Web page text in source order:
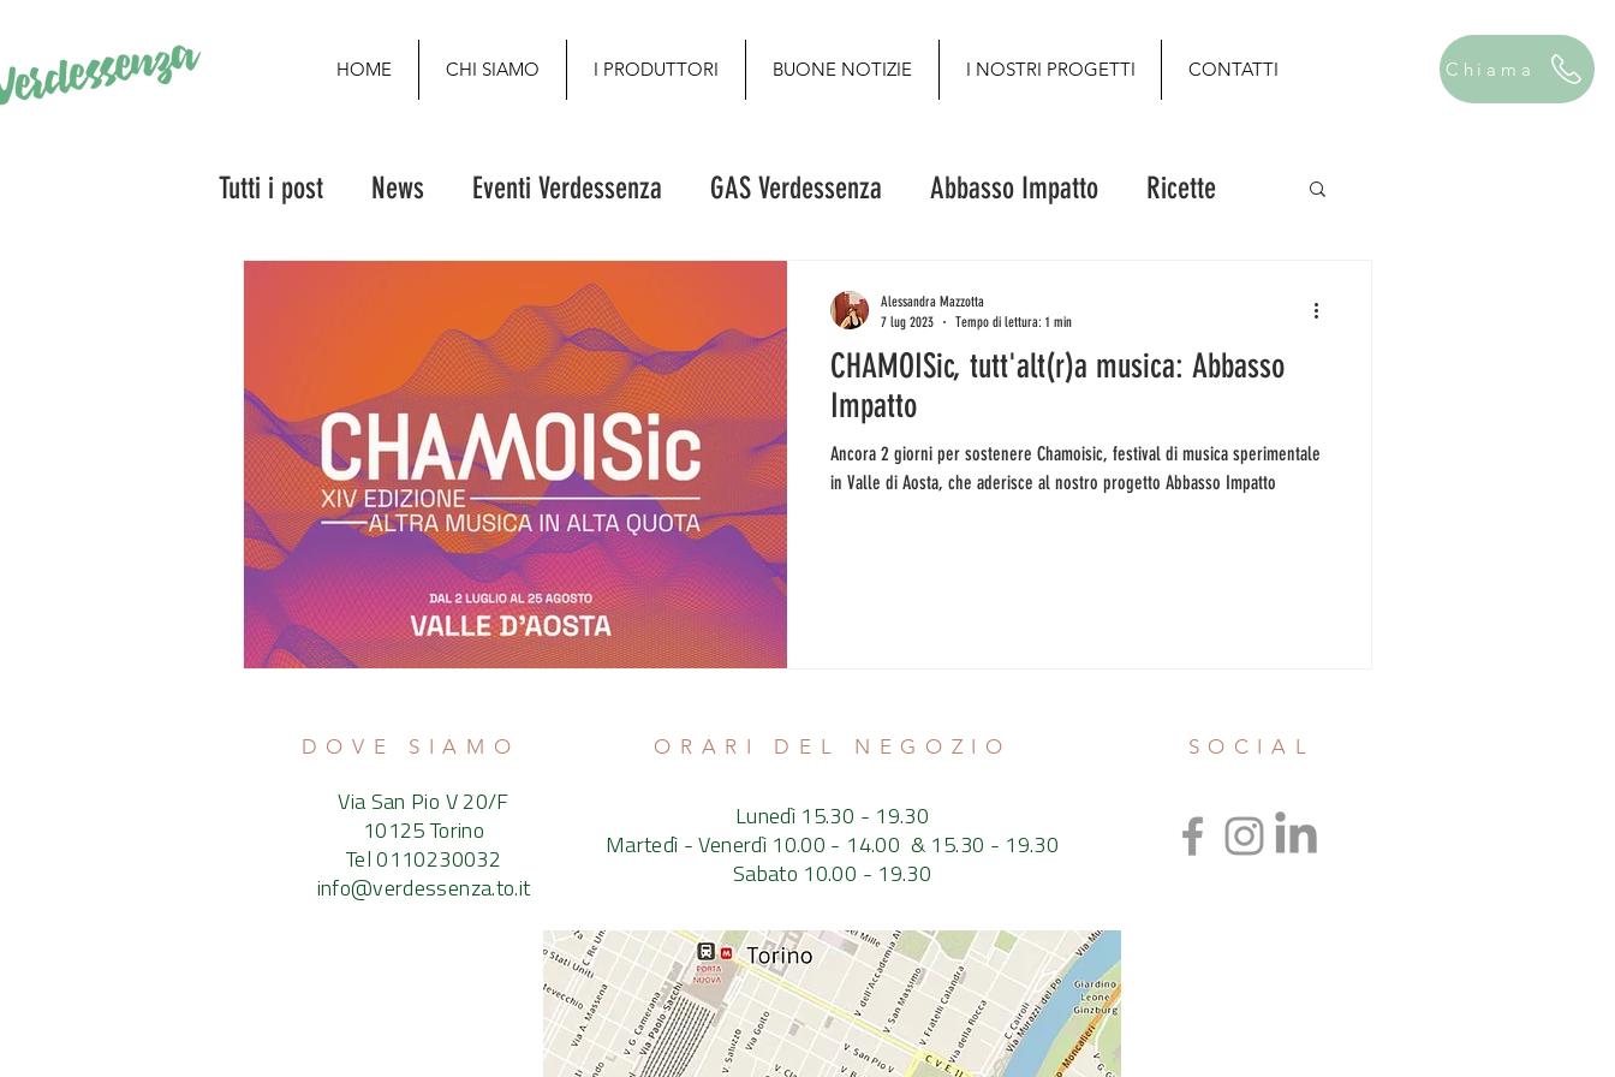
HOME CHI SIAMO I PRODUTTORI BUONE NOTIZIE I NOSTRI PROGETTI CONTATTI Chiama
Tutti i post News Eventi Verdessenza GAS Verdessenza Abbasso Impatto Ricette
CHAMOISic, tutt'alt(r)a musica: Abbasso
Impatto
Ancora 2 giorni per sostenere Chamoisic, festival di musica sperimentale
in Valle di Aosta, che aderisce al nostro progetto Abbasso Impatto
Alessandra Mazzotta
7 lug 2023
Tempo di lettura: 1 min
DOVE SIAMO ORARI DEL NEGOZIO
Via San Pio V 20/F
10125 Torino
Tel 0110230032
info@verdessenza.to.it
Lunedì 15.30 - 19.30
Martedì - Venerdì 10.00 - 14.00 & 15.30 - 19.30
Sabato 10.00 - 19.30
SOCIAL